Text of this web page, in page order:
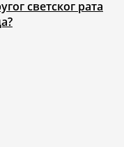
светског рата